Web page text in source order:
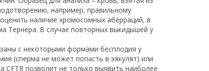
например, правильному
наличие хромосомных аберраций, в
Тернера. В случае повторных выкидышей у
с некоторыми формами бесплодия у
(сперма не может попасть в эякулят) или
CFTR позволит не только выявить наиболее